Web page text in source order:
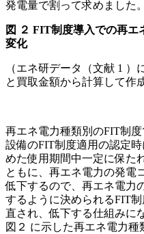
発電量で割って求めました。
図 ２ FIT制度導入での再エ
変化
（エネ研データ（文献 1
と買取金額から計算して作
再エネ電力種類別のFIT制
設備のFIT制度適用の認定
めた使用期間中一定に保た
ともに、再エネ電力の発電
低下するので、再エネ電力
するように決められるFIT
直され、低下する仕組みに
図２ に示した再エネ電力